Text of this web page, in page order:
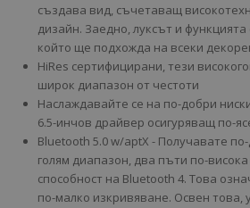
създава вид, съчетаващ
дизайн. Заедно, луксът и
който ще подхожда на всеки
HiRes сертифицирани, тези
широк диапазон от честоти
Наслаждавайте се на по-добри
6.5-инчов драйвер осигуряващ по-
Bluetooth 5.0 w/aptX - Получавате
голям диапазон, два пъти по-
способност на Bluetooth 4. Това
по-малко изкривяване. Освен това,